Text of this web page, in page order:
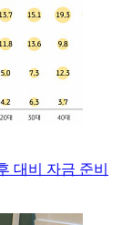
대비 자금 준비